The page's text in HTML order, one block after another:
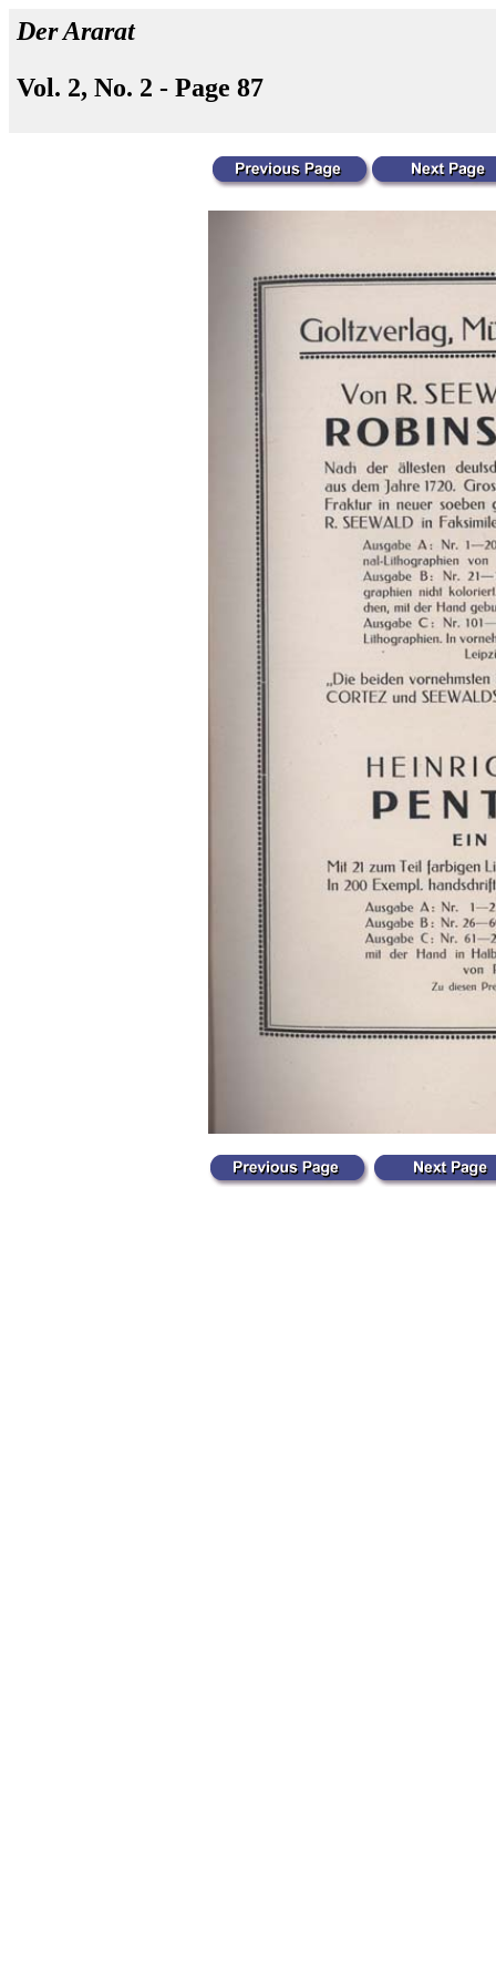
Der Ararat
Vol. 2, No. 2 - Page 87